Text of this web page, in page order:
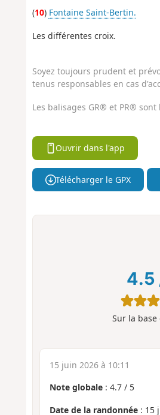
(10) Fontaine Saint-Bertin.
Les différentes croix.
Soyez toujours prudent et
tenus responsables en cas
Les balisages GR® et PR®
Ouvrir dans l'app
Télécharger le GPX
4.5
Sur la base
15 juin 2026 à 10:11
Note globale: 4.7/ 5
Date de la randonnée: 15